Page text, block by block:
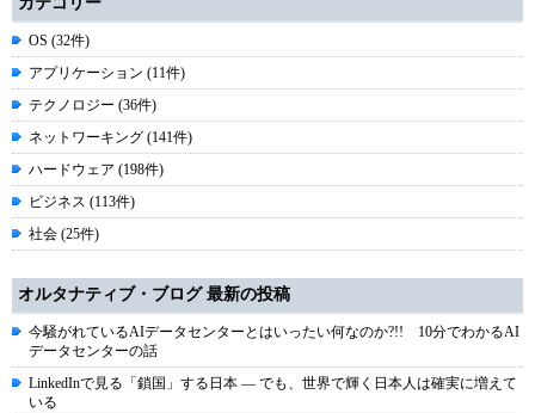
OS (32件)
アプリケーション (11件)
テクノロジー (36件)
ネットワーキング (141件)
ハードウェア (198件)
ビジネス (113件)
社会 (25件)
オルタナティブ・ブログ 最新の投稿
今騒がれているAIデータセンターとはいったい何なのか?!! 10分でわかるAI
データセンターの話
LinkedInで見る「鎖国」する日本 ― でも、世界で輝く日本人は確実に増えて
いる